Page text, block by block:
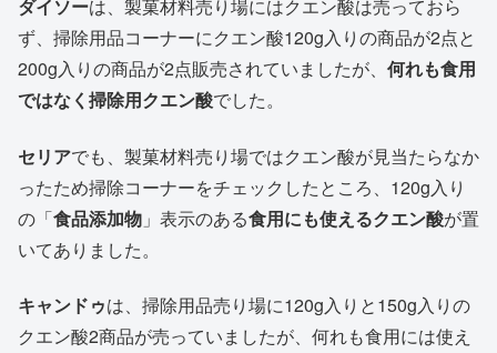
ダイソーは、製菓材料売り場にはクエン酸は売っておら
ず、掃除用品コーナーにクエン酸120g入りの商品が2点と
200g入りの商品が2点販売されていましたが、 何れも食用
ではなく掃除用クエン酸でした。
セリアでも、製菓材料売り場ではクエン酸が見当たらなか
ったため掃除コーナーをチェックしたところ、120g入り
の「食品添加物 」表示のある食用にも使えるクエン酸が置
いてありました。
キャンドゥは、掃除用品売り場に120g入りと150g入りの
クエン酸2商品が売っていましたが、何れも食用には使え